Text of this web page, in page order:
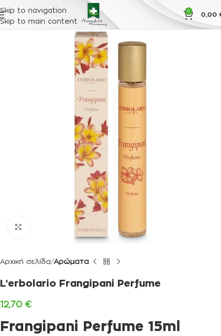
Skip to navigation
Skip to main content
0
0,00
Κλικ για μεγέθυνση
Αρχική σελίδα Αρώματα
L’erbolario Frangipani Perfume
12,70 €
Frangipani Perfume 15ml